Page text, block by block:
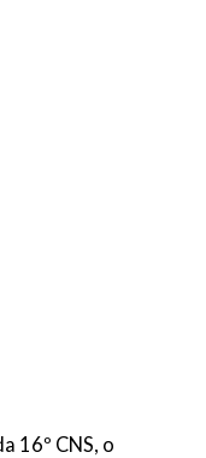
16º CNS, o